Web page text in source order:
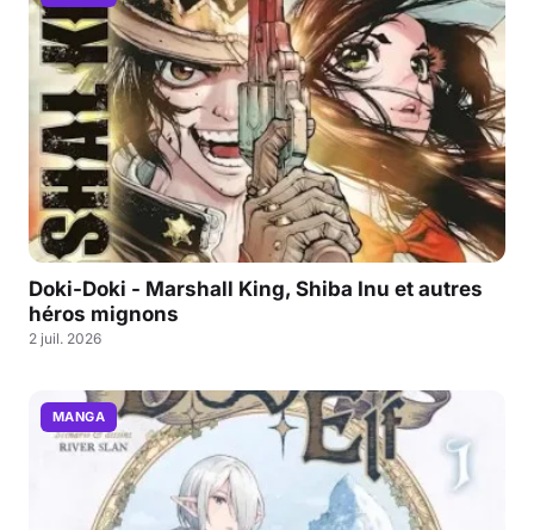
Doki-Doki - Marshall King, Shiba Inu et autres
héros mignons
2 juil. 2026
MANGA